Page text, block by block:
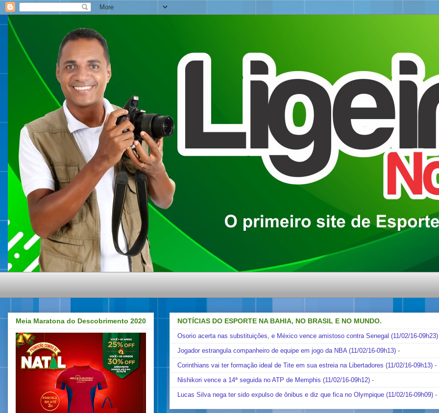
NOTÍCIAS DO ESPORTE NA BAHIA, NO BRASIL E NO MUNDO.
Osorio acerta nas substituições, e México vence amistoso contra Senegal (11/02/16-09h23)
Jogador estrangula companheiro de equipe em jogo da NBA (11/02/16-09h13) -
Corinthians vai ter formação ideal de Tite em sua estreia na Libertadores (11/02/16-09h13) -
Nishikori vence a 14ª seguida no ATP de Memphis (11/02/16-09h12) -
Lucas Silva nega ter sido expulso de ônibus e diz que fica no Olympique (11/02/16-09h09) -
Meia Maratona do Descobrimento 2020